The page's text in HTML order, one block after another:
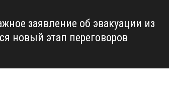
заявление об эвакуации из
новый этап переговоров